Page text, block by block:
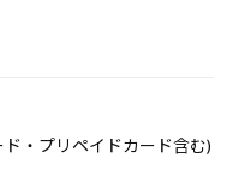
・プリペイドカード含む)